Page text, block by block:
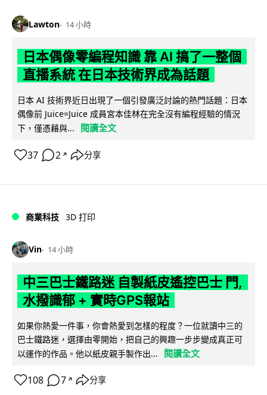
Lawton 14 小時
日本偶像零編程知識 靠 AI 搞了一整個
直播系統 在日本技術界成為話題
日本 AI 技術界近日出現了一個引發廣泛討論的熱門話題：日本
偶像前 Juice=Juice 成員宮本佳林在完全沒有編程經驗的情況
下，僅憑藉與...
閱讀全文
37 2 ↗ 分享
商業科技 3D 打印
Vin 14 小時
中三巴士鐵路迷 自製紙皮遙控巴士 門,
水撥識郁 + 實時GPS報站
如果你熱愛一件事，你會熱愛到怎樣的程度？一位就讀中三的
巴士鐵路迷，選擇由零開始，把自己的興趣一步步變成真正可
以運作的作品。他以紙皮親手製作出...
閱讀全文
108 7 ↗ 分享